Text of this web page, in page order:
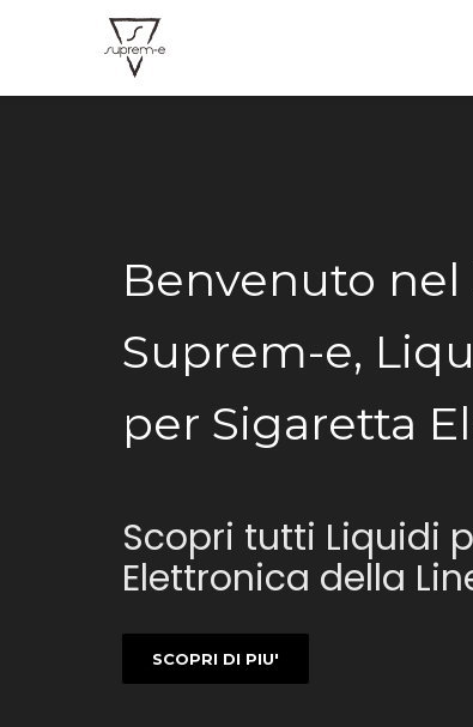
Benvenuto
Suprem-e,
per Sigaretta
Scopri tutti Liquidi
Elettronica della
SCOPRI DI PIU'